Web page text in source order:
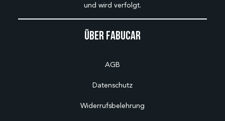
Über Fabucar
AGB
Datenschutz
Widerrufsbelehrung
und wird verfolgt.